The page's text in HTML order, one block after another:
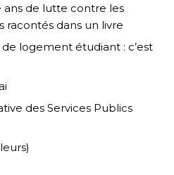
ans de lutte contre les
racontés dans un livre
logement étudiant : c’est
des Services Publics